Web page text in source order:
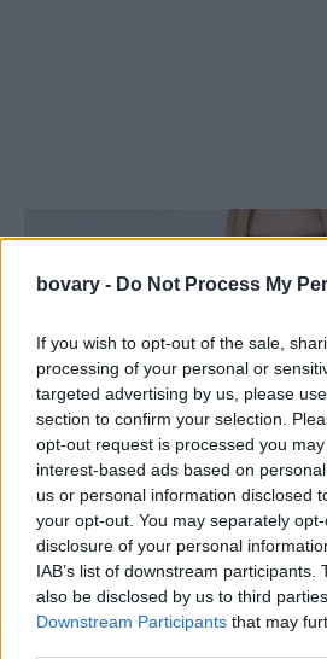
bovary - Do Not Process My
If you wish to opt-out of the sale,
processing of your personal or
targeted advertising by us, please
section to confirm your selection.
opt-out request is processed you
interest-based ads based on
us or personal information disclosed
your opt-out. You may separately
disclosure of your personal
IAB’s list of downstream participants.
also be disclosed by us to third
Downstream Participants that may